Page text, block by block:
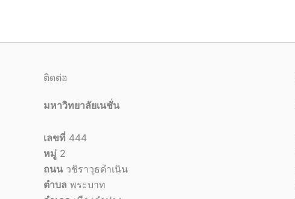
ติดต่อ
มหาวิทยาลัยเนชั่น
เลขที่ 444
หมู่ 2
ถนน วชิราวุธดำเนิน
ตำบล พระบาท